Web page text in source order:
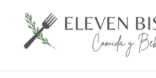
Saltar
contenido